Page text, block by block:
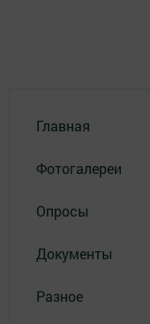
Главная
Фотогалереи
Опросы
Документы
Разное